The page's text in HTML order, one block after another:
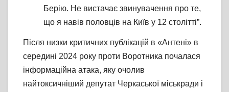
Берію. Не вистачає звинувачення про те,
що я навів половців на Київ у 12 столітті”.
Після низки критичних публікацій в «Антені» в
середині 2024 року проти Воротника почалася
інформаційна атака, яку очолив
найтоксичніший депутат Черкаської міськради і